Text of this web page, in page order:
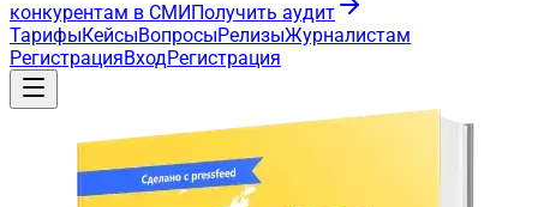
конкурентам в СМИПолучить аудит
ТарифыКейсыВопросыРелизыЖурналистам
РегистрацияВходРегистрация